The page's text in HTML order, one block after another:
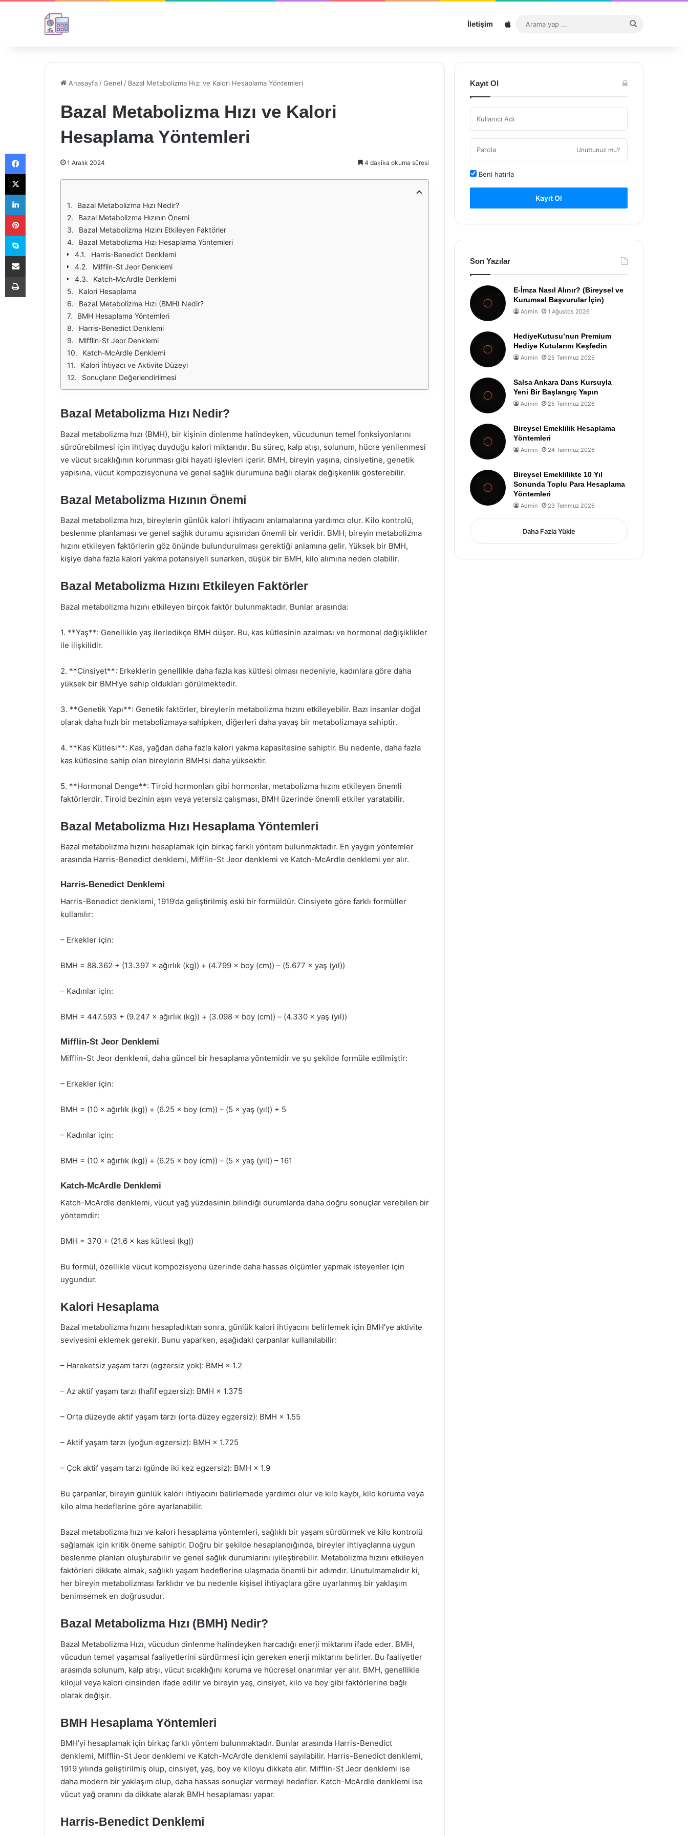
İletişim Sitemap
...
Anasayfa /Genel / Bazal Metabolizma Hızı ve Kalori Hesaplama Yöntemleri
Bazal Metabolizma Hızı ve Kalori
Hesaplama Yöntemleri
1 Aralık 2024 4 dakika okuma süresi
Bazal Metabolizma Hızı Nedir?
Bazal Metabolizma Hızının Önemi
Bazal Metabolizma Hızını Etkileyen Faktörler
Bazal Metabolizma Hızı Hesaplama Yöntemleri
Harris-Benedict Denklemi
Mifflin-St Jeor Denklemi
Katch-McArdle Denklemi
Kalori Hesaplama
Bazal Metabolizma Hızı (BMH) Nedir?
BMH Hesaplama Yöntemleri
Harris-Benedict Denklemi
Mifflin-St Jeor Denklemi
Katch-McArdle Denklemi
Kalori İhtiyacı ve Aktivite Düzeyi
Sonuçların Değerlendirilmesi
Bazal Metabolizma Hızı Nedir?
Bazal metabolizma hızı (BMH), bir kişinin dinlenme halindeyken, vücudunun temel fonksiyonlarını
sürdürebilmesi için ihtiyaç duyduğu kalori miktarıdır. Bu süreç, kalp atışı, solunum, hücre yenilenmesi
ve vücut sıcaklığının korunması gibi hayati işlevleri içerir. BMH, bireyin yaşına, cinsiyetine, genetik
yapısına, vücut kompozisyonuna ve genel sağlık durumuna bağlı olarak değişkenlik gösterebilir.
Bazal Metabolizma Hızının Önemi
Bazal metabolizma hızı, bireylerin günlük kalori ihtiyacını anlamalarına yardımcı olur. Kilo kontrolü,
beslenme planlaması ve genel sağlık durumu açısından önemli bir veridir. BMH, bireyin metabolizma
hızını etkileyen faktörlerin göz önünde bulundurulması gerektiği anlamına gelir. Yüksek bir BMH,
kişiye daha fazla kalori yakma potansiyeli sunarken, düşük bir BMH, kilo alımına neden olabilir.
Bazal Metabolizma Hızını Etkileyen Faktörler
Bazal metabolizma hızını etkileyen birçok faktör bulunmaktadır. Bunlar arasında:
1. **Yaş**: Genellikle yaş ilerledikçe BMH düşer. Bu, kas kütlesinin azalması ve hormonal değişiklikler
ile ilişkilidir.
2. **Cinsiyet**: Erkeklerin genellikle daha fazla kas kütlesi olması nedeniyle, kadınlara göre daha
yüksek bir BMH’ye sahip oldukları görülmektedir.
3. **Genetik Yapı**: Genetik faktörler, bireylerin metabolizma hızını etkileyebilir. Bazı insanlar doğal
olarak daha hızlı bir metabolizmaya sahipken, diğerleri daha yavaş bir metabolizmaya sahiptir.
4. **Kas Kütlesi**: Kas, yağdan daha fazla kalori yakma kapasitesine sahiptir. Bu nedenle, daha fazla
kas kütlesine sahip olan bireylerin BMH’si daha yüksektir.
5. **Hormonal Denge**: Tiroid hormonları gibi hormonlar, metabolizma hızını etkileyen önemli
faktörlerdir. Tiroid bezinin aşırı veya yetersiz çalışması, BMH üzerinde önemli etkiler yaratabilir.
Bazal Metabolizma Hızı Hesaplama Yöntemleri
Bazal metabolizma hızını hesaplamak için birkaç farklı yöntem bulunmaktadır. En yaygın yöntemler
arasında Harris-Benedict denklemi, Mifflin-St Jeor denklemi ve Katch-McArdle denklemi yer alır.
Harris-Benedict Denklemi
Harris-Benedict denklemi, 1919’da geliştirilmiş eski bir formüldür. Cinsiyete göre farklı formüller
kullanılır:
– Erkekler için:
BMH = 88.362 + (13.397 × ağırlık (kg)) + (4.799 × boy (cm)) – (5.677 × yaş (yıl))
– Kadınlar için:
BMH = 447.593 + (9.247 × ağırlık (kg)) + (3.098 × boy (cm)) – (4.330 × yaş (yıl))
Mifflin-St Jeor Denklemi
Mifflin-St Jeor denklemi, daha güncel bir hesaplama yöntemidir ve şu şekilde formüle edilmiştir:
– Erkekler için:
BMH = (10 × ağırlık (kg)) + (6.25 × boy (cm)) – (5 × yaş (yıl)) + 5
– Kadınlar için:
BMH = (10 × ağırlık (kg)) + (6.25 × boy (cm)) – (5 × yaş (yıl)) – 161
Katch-McArdle Denklemi
Katch-McArdle denklemi, vücut yağ yüzdesinin bilindiği durumlarda daha doğru sonuçlar verebilen bir
yöntemdir:
BMH = 370 + (21.6 × kas kütlesi (kg))
Bu formül, özellikle vücut kompozisyonu üzerinde daha hassas ölçümler yapmak isteyenler için
uygundur.
Kalori Hesaplama
Bazal metabolizma hızını hesapladıktan sonra, günlük kalori ihtiyacını belirlemek için BMH’ye aktivite
seviyesini eklemek gerekir. Bunu yaparken, aşağıdaki çarpanlar kullanılabilir:
– Hareketsiz yaşam tarzı (egzersiz yok): BMH × 1.2
– Az aktif yaşam tarzı (hafif egzersiz): BMH × 1.375
– Orta düzeyde aktif yaşam tarzı (orta düzey egzersiz): BMH × 1.55
– Aktif yaşam tarzı (yoğun egzersiz): BMH × 1.725
– Çok aktif yaşam tarzı (günde iki kez egzersiz): BMH × 1.9
Bu çarpanlar, bireyin günlük kalori ihtiyacını belirlemede yardımcı olur ve kilo kaybı, kilo koruma veya
kilo alma hedeflerine göre ayarlanabilir.
Bazal metabolizma hızı ve kalori hesaplama yöntemleri, sağlıklı bir yaşam sürdürmek ve kilo kontrolü
sağlamak için kritik öneme sahiptir. Doğru bir şekilde hesaplandığında, bireyler ihtiyaçlarına uygun
beslenme planları oluşturabilir ve genel sağlık durumlarını iyileştirebilir. Metabolizma hızını etkileyen
faktörleri dikkate almak, sağlıklı yaşam hedeflerine ulaşmada önemli bir adımdır. Unutulmamalıdır ki,
her bireyin metabolizması farklıdır ve bu nedenle kişisel ihtiyaçlara göre uyarlanmış bir yaklaşım
benimsemek en doğrusudur.
Bazal Metabolizma Hızı (BMH) Nedir?
Bazal Metabolizma Hızı, vücudun dinlenme halindeyken harcadığı enerji miktarını ifade eder. BMH,
vücudun temel yaşamsal faaliyetlerini sürdürmesi için gereken enerji miktarını belirler. Bu faaliyetler
arasında solunum, kalp atışı, vücut sıcaklığını koruma ve hücresel onarımlar yer alır. BMH, genellikle
kilojul veya kalori cinsinden ifade edilir ve bireyin yaş, cinsiyet, kilo ve boy gibi faktörlerine bağlı
olarak değişir.
BMH Hesaplama Yöntemleri
BMH’yi hesaplamak için birkaç farklı yöntem bulunmaktadır. Bunlar arasında Harris-Benedict
denklemi, Mifflin-St Jeor denklemi ve Katch-McArdle denklemi sayılabilir. Harris-Benedict denklemi,
1919 yılında geliştirilmiş olup, cinsiyet, yaş, boy ve kiloyu dikkate alır. Mifflin-St Jeor denklemi ise
daha modern bir yaklaşım olup, daha hassas sonuçlar vermeyi hedefler. Katch-McArdle denklemi ise
vücut yağ oranını da dikkate alarak BMH hesaplaması yapar.
Harris-Benedict Denklemi
Kayıt Ol
Unuttunuz mu?
Beni hatırla
Kayıt Ol
Son Yazılar
E-İmza Nasıl Alınır? (Bireysel ve
Kurumsal Başvurular İçin)
Admin 1 Ağustos 2026
HediyeKutusu’nun Premium
Hediye Kutularını Keşfedin
Admin 25 Temmuz 2026
Salsa Ankara Dans Kursuyla
Yeni Bir Başlangıç Yapın
Admin 25 Temmuz 2026
Bireysel Emeklilik Hesaplama
Yöntemleri
Admin 24 Temmuz 2026
Bireysel Emeklilikte 10 Yıl
Sonunda Toplu Para Hesaplama
Yöntemleri
Admin 23 Temmuz 2026
Daha Fazla Yükle
Facebook
X
LinkedIn
Pinterest
Skype
E-Posta ile paylaş